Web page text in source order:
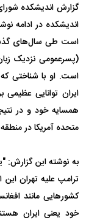
گزارش اندیشکده
اندیشکده در ادامه
(پسرعمومی نزدیک
است. او با شناختی که
ایران توانایی
همسایه خود و در
متحده آمریکا در
به نوشته این
ترامپ علیه تهران
کشور‌هایی مانند
خود یعنی ایران